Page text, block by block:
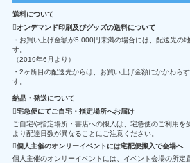
送料について
オンデマンド印刷及びグッズの送料について
・お買い上げ金額が5,000円未満の場合には、配送先の
す。
（2019年6月より）
・2ヶ所目の配送先からは、お買い上げ金額にかかわら
す。
納品・発送について
宅急便にてご自宅・指定場所へお届け
ご自宅や指定場所・書店への搬入は、宅急便のご利用を
より配達日数が異なることにご注意ください。
個人主催のオンリーイベントには宅配便搬入で会場へ
個人主催のオンリーイベントには、イベント会場の所定